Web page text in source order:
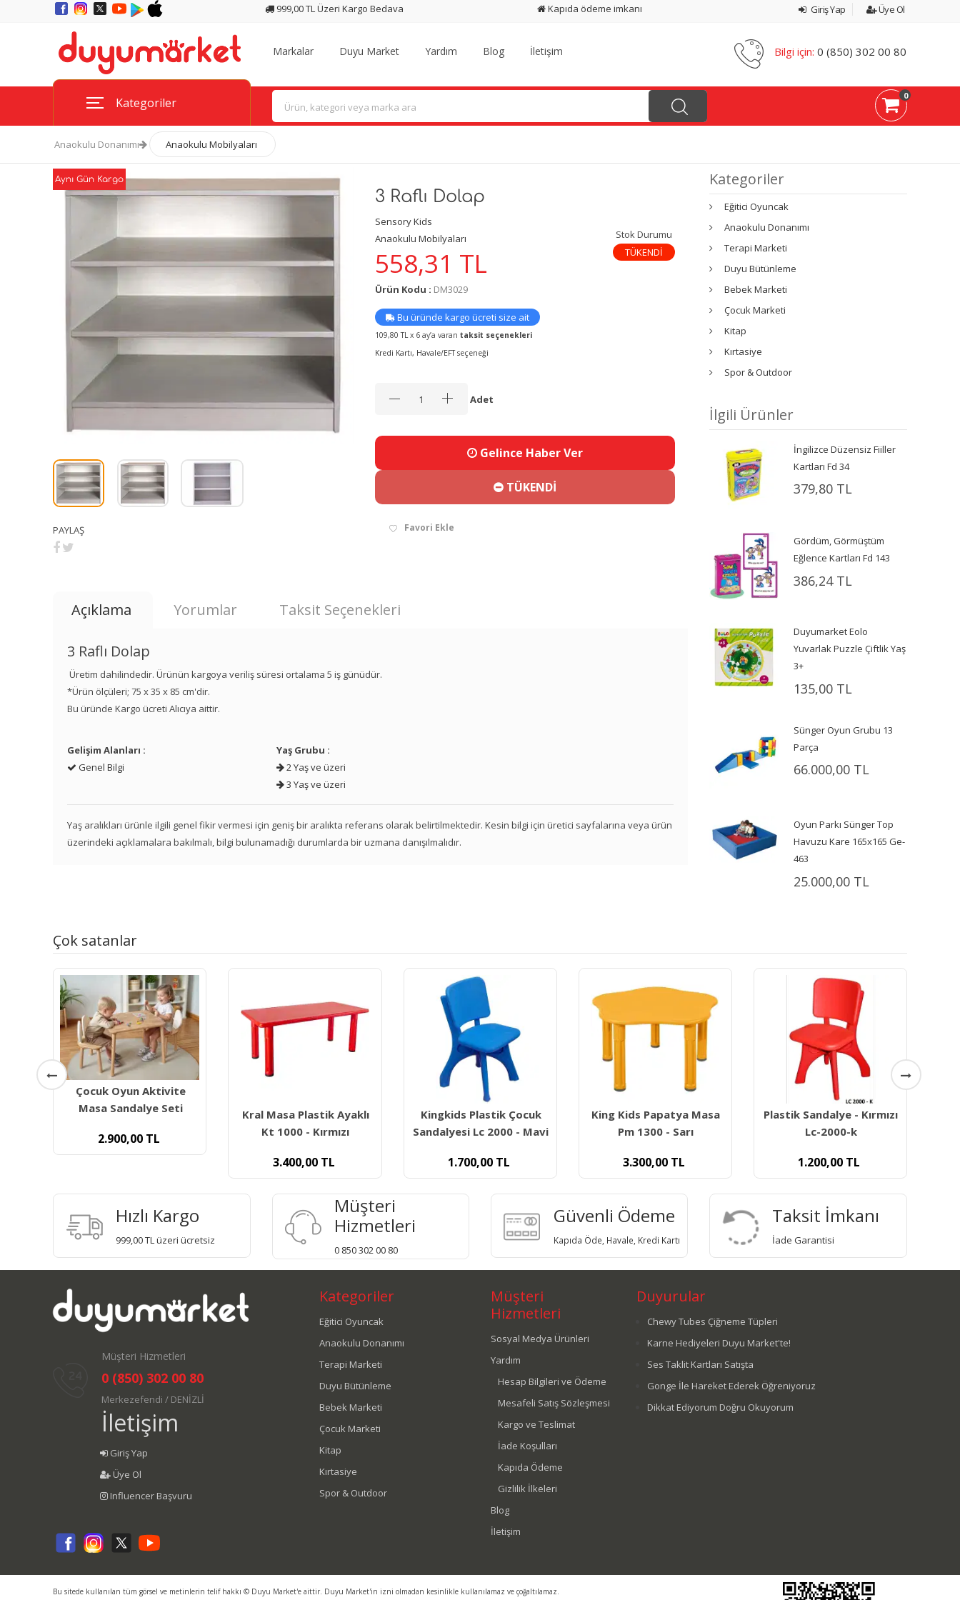
999,00 TL Üzeri Kargo Bedava Kapıda ödeme imkanı Giriş Yap Üye Ol
Markalar Duyu Market Yardım Blog İletişim Bilgi için: 0 (850) 302 00 80
Kategoriler 0
Anaokulu Donanımı Anaokulu Mobilyaları
Aynı Gün Kargo
PAYLAŞ
3 Raflı Dolap
Sensory Kids
Anaokulu Mobilyaları
Stok Durumu
TÜKENDİ
558,31 TL
Ürün Kodu : DM3029
Bu üründe kargo ücreti size ait
109,80 TL x 6 ay’a varan taksit seçenekleri
Kredi Kartı, Havale/EFT seçeneği
Adet
Gelince Haber Ver
TÜKENDİ
Favori Ekle
Açıklama Yorumlar Taksit Seçenekleri
3 Raflı Dolap
Üretim dahilindedir. Ürünün kargoya veriliş süresi ortalama 5 iş günüdür.
*Ürün ölçüleri; 75 x 35 x 85 cm'dir.
Bu üründe Kargo ücreti Alıcıya aittir.
Gelişim Alanları :
Genel Bilgi
Yaş Grubu :
2 Yaş ve üzeri
3 Yaş ve üzeri
Yaş aralıkları ürünle ilgili genel fikir vermesi için geniş bir aralıkta referans olarak belirtilmektedir. Kesin bilgi için üretici sayfalarına veya ürün
üzerindeki açıklamalara bakılmalı, bilgi bulunamadığı durumlarda bir uzmana danışılmalıdır.
Kategoriler
Eğitici Oyuncak
Anaokulu Donanımı
Terapi Marketi
Duyu Bütünleme
Bebek Marketi
Çocuk Marketi
Kitap
Kırtasiye
Spor & Outdoor
İlgili Ürünler
İngilizce Düzensiz Fiiller
Kartları Fd 34
379,80 TL
Gördüm, Görmüştüm
Eğlence Kartları Fd 143
386,24 TL
Duyumarket Eolo
Yuvarlak Puzzle Çiftlik Yaş
3+
135,00 TL
Sünger Oyun Grubu 13
Parça
66.000,00 TL
Oyun Parkı Sünger Top
Havuzu Kare 165x165 Ge-
463
25.000,00 TL
Çok satanlar
Kral Masa Plastik Ayaklı
Kt 1000 - Kırmızı
Kingkids Plastik Çocuk
Sandalyesi Lc 2000 - Mavi
1.700,00 TL
King Kids Papatya Masa
Pm 1300 - Sarı
3.300,00 TL
Plastik Sandalye - Kırmızı
Lc-2000-k
1.200,00 TL
Kingkids Plastik Çocuk
Sandalyesi - Yeşil
1.200,00 TL
Hızlı Kargo
999,00 TL üzeri ücretsiz
Müşteri
Hizmetleri
0 850 302 00 80
Güvenli Ödeme
Kapıda Öde, Havale, Kredi Kartı
Taksit İmkanı
İade Garantisi
Müşteri Hizmetleri
0 (850) 302 00 80
Merkezefendi / DENİZLİ
İletişim
Giriş Yap
Üye Ol
Influencer Başvuru
Kategoriler
Eğitici Oyuncak
Anaokulu Donanımı
Terapi Marketi
Duyu Bütünleme
Bebek Marketi
Çocuk Marketi
Kitap
Kırtasiye
Spor & Outdoor
Müşteri
Hizmetleri
Sosyal Medya Ürünleri
Yardım
Hesap Bilgileri ve Ödeme
Mesafeli Satış Sözleşmesi
Kargo ve Teslimat
İade Koşulları
Kapıda Ödeme
Gizlilik İlkeleri
Blog
İletişim
Duyurular
Chewy Tubes Çiğneme Tüpleri
Karne Hediyeleri Duyu Market'te!
Ses Taklit Kartları Satışta
Gonge İle Hareket Ederek Öğreniyoruz
Dikkat Ediyorum Doğru Okuyorum
Bu sitede kullanılan tüm görsel ve metinlerin telif hakkı © Duyu Market'e aittir. Duyu Market'in izni olmadan kesinlikle kullanılamaz ve çoğaltılamaz.